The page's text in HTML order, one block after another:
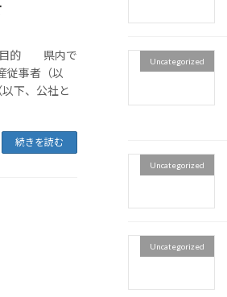
目的 県内で
従事者（以
下、公社と
続きを読む
Uncategorized
Uncategorized
Uncategorized